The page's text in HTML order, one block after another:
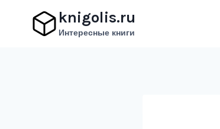
содержимому
knigolis.ru
Интересные книги